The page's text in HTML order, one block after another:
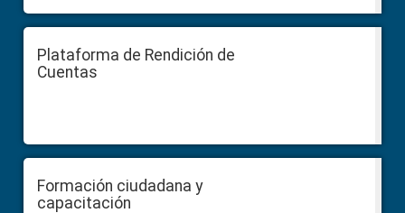
Plataforma de Rendición de
Cuentas
Formación ciudadana y
capacitación